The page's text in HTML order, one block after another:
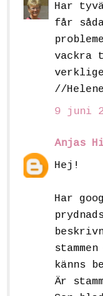
Har
får
vackra
//Helene
9 juni
Anjas
Hej!
Har
känns
Är